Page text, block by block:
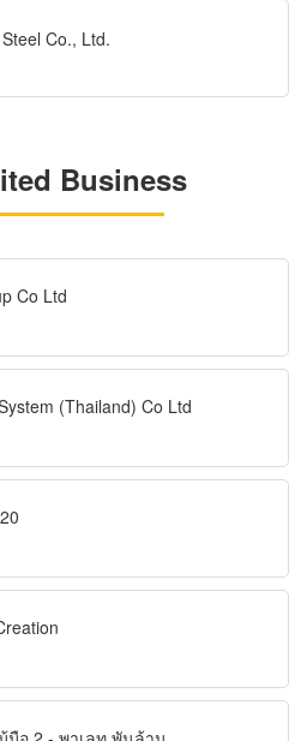
Co., Ltd.
Business
Co Ltd
(Thailand) Co Ltd